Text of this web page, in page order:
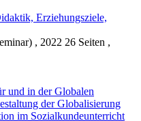
Erziehungsziele,
, 2022 26 Seiten ,
und in der Globalen
der Globalisierung
im Sozialkundeunterricht